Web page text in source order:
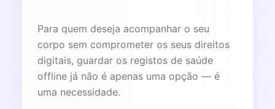
Para quem deseja acompanhar o seu
corpo sem comprometer os seus direitos
digitais, guardar os registos de saúde
offline já não é apenas uma opção — é
uma necessidade.